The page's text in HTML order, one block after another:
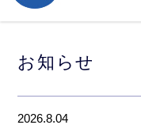
お知らせ
2026.8.04